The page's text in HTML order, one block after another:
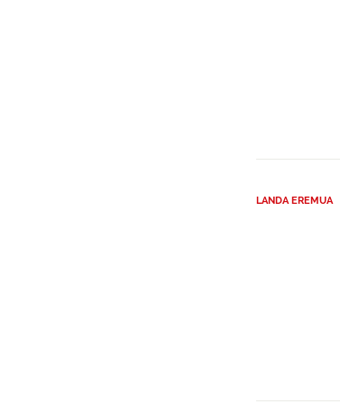
LANDA EREMUA